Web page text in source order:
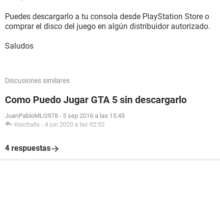
Puedes descargarlo a tu consola desde PlayStation Store o
comprar el disco del juego en algún distribuidor autorizado.
Saludos
Discusiones similares
Como Puedo Jugar GTA 5 sin descargarlo
JuanPabloMLG978 - 5 sep 2016 a las 15:45
Keichalis - 4 jun 2020 a las 02:52
4 respuestas